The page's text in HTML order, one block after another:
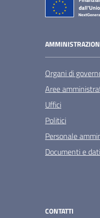
Organi di
Aree
Uffici
Politici
Personale
Documenti e dati
CONTATTI